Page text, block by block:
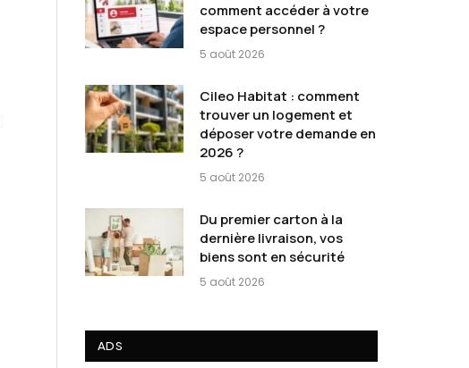
comment accéder à votre
espace personnel ?
5 août 2026
Cileo Habitat : comment
trouver un logement et
déposer votre demande en
2026 ?
5 août 2026
Du premier carton à la
dernière livraison, vos
biens sont en sécurité
5 août 2026
ADS